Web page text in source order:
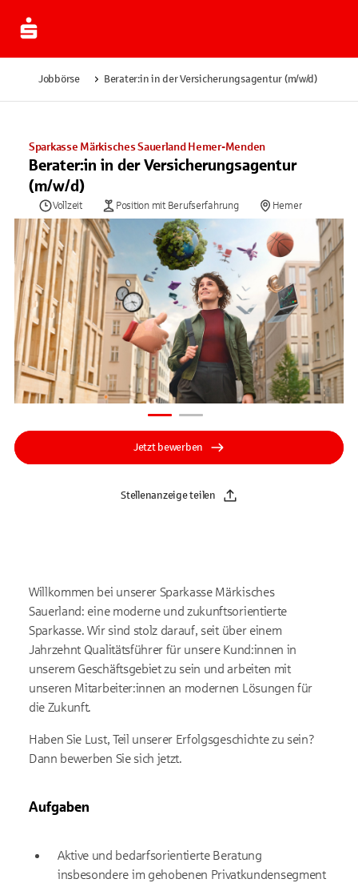
Jobbörse Berater:in in der Versicherungsagentur (m/w/d)
Sparkasse Märkisches Sauerland Hemer-Menden
Berater:in in der Versicherungsagentur
(m/w/d)
Vollzeit Position mit Berufserfahrung Hemer
Jetzt bewerben
Stellenanzeige teilen
Willkommen bei unserer Sparkasse Märkisches
Sauerland: eine moderne und zukunftsorientierte
Sparkasse. Wir sind stolz darauf, seit über einem
Jahrzehnt Qualitätsführer für unsere Kund:innen in
unserem Geschäftsgebiet zu sein und arbeiten mit
unseren Mitarbeiter:innen an modernen Lösungen für
die Zukunft.
Haben Sie Lust, Teil unserer Erfolgsgeschichte zu sein?
Dann bewerben Sie sich jetzt.
Aufgaben
Aktive und bedarfsorientierte Beratung
insbesondere im gehobenen Privatkundensegment